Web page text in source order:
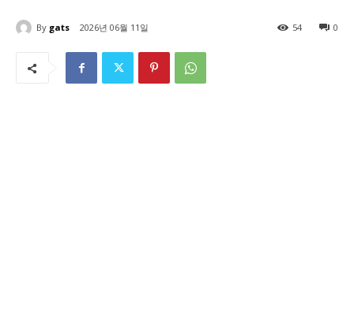
By gats 2026년 06월 11일 0
54